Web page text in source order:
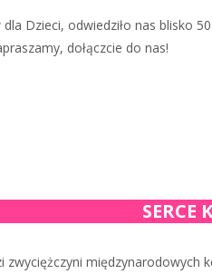
Dzieci, odwiedziło nas blisko 50
dołączcie do nas!
SERCE
zwyciężczyni międzynarodowych